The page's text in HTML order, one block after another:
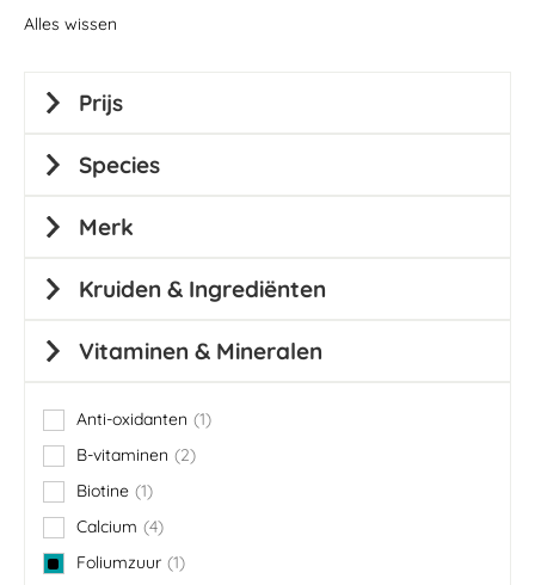
Alles wissen
Prijs
Species
Merk
Kruiden & Ingrediënten
Vitaminen & Mineralen
Anti-oxidanten 1
item
B-vitaminen
2
items
Biotine 1
item
Calcium
4
items
Foliumzuur 1
item